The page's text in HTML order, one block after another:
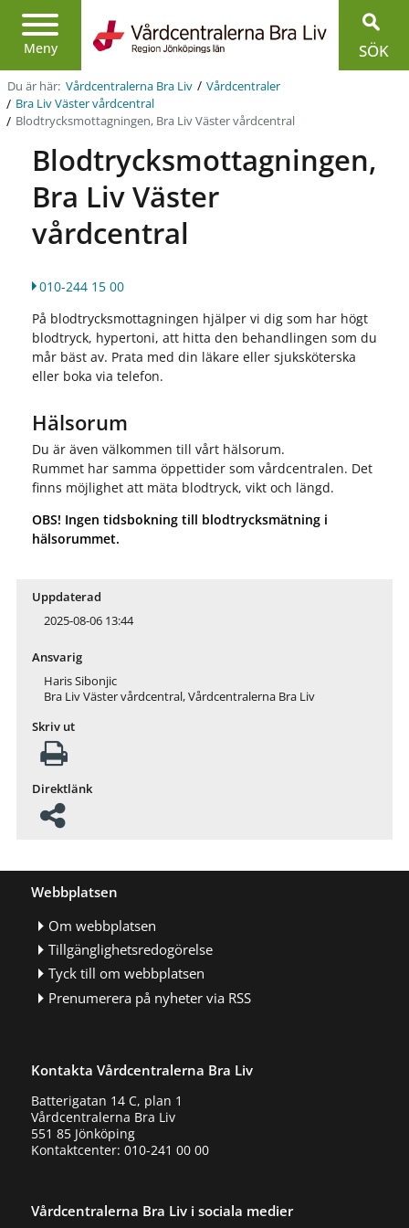
Meny
Region
Jönköpings
län
SÖK
Du är här: Vårdcentralerna Bra Liv / Vårdcentraler
/ Bra Liv Väster vårdcentral
/ Blodtrycksmottagningen, Bra Liv Väster vårdcentral
Blodtrycksmottagningen,
Bra Liv Väster
vårdcentral
010-244 15 00
På blodtrycksmottagningen hjälper vi dig som har högt
blodtryck, hypertoni, att hitta den behandlingen som du
mår bäst av. Prata med din läkare eller sjuksköterska
eller boka via telefon.
Hälsorum
Du är även välkommen till vårt hälsorum.
Rummet har samma öppettider som vårdcentralen. Det
finns möjlighet att mäta blodtryck, vikt och längd.
OBS! Ingen tidsbokning till blodtrycksmätning i
hälsorummet.
Uppdaterad
2025-08-06 13:44
Ansvarig
Haris Sibonjic
Bra Liv Väster vårdcentral, Vårdcentralerna Bra Liv
Skriv ut
Direktlänk
Webbplatsen
Om webbplatsen
Tillgänglighetsredogörelse
Tyck till om webbplatsen
Prenumerera på nyheter via RSS
Kontakta Vårdcentralerna Bra Liv
Batterigatan 14 C, plan 1
Vårdcentralerna Bra Liv
551 85 Jönköping
Kontaktcenter: 010-241 00 00
Vårdcentralerna Bra Liv i sociala medier